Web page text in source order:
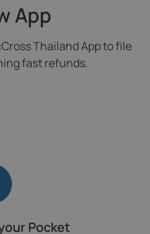
App
Thailand App to file
fast refunds.
Pocket